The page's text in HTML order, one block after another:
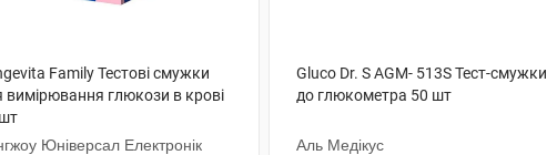
Family Тестові смужки
вимірювання глюкози в крові
Юніверсал Електронік
Gluco Dr. S AGM- 513S Тест-смужки
до глюкометра 50 шт
Аль Медікус